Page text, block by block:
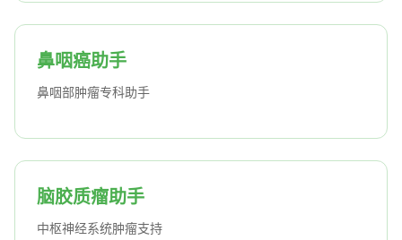
鼻咽癌助手
鼻咽部肿瘤专科助手
脑胶质瘤助手
中枢神经系统肿瘤支持